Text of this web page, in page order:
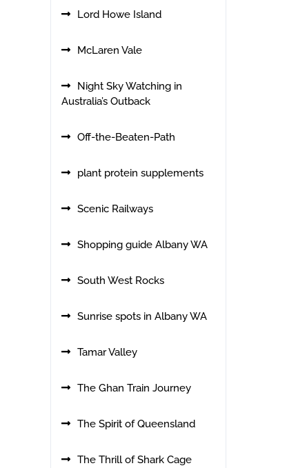
Lord Howe Island
McLaren Vale
Night Sky Watching in
Australia’s Outback
Off-the-Beaten-Path
plant protein supplements
Scenic Railways
Shopping guide Albany WA
South West Rocks
Sunrise spots in Albany WA
Tamar Valley
The Ghan Train Journey
The Spirit of Queensland
The Thrill of Shark Cage